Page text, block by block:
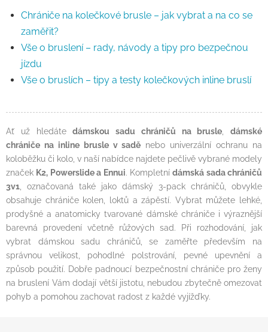
Chrániče na kolečkové brusle – jak vybrat a na co se
zaměřit?
Vše o bruslení – rady, návody a tipy pro bezpečnou
jízdu
Vše o bruslích – tipy a testy kolečkových inline bruslí
Ať už hledátedámskou sadu chráničů na brusle, dámské
chrániče na inline brusle v sadě nebo univerzální ochranu na
koloběžku či kolo, v naší nabídce najdete pečlivě vybrané modely
značek K2, Powerslide a Ennui. Kompletnídámská sada chráničů
3v1, označovaná také jako dámský 3-pack chráničů, obvykle
obsahuje chrániče kolen, loktů a zápěstí. Vybrat můžete lehké,
prodyšné a anatomicky tvarované dámské chrániče i výraznější
barevná provedení včetně růžových sad. Při rozhodování, jak
vybrat dámskou sadu chráničů, se zaměřte především na
správnou velikost, pohodlné polstrování, pevné upevnění a
způsob použití. Dobře padnoucí bezpečnostní chrániče pro ženy
na bruslení Vám dodají větší jistotu, nebudou zbytečně omezovat
pohyb a pomohou zachovat radost z každé vyjížďky.